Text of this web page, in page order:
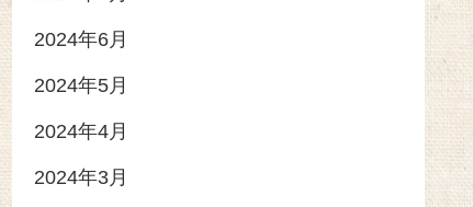
2024年6月
2024年5月
2024年4月
2024年3月